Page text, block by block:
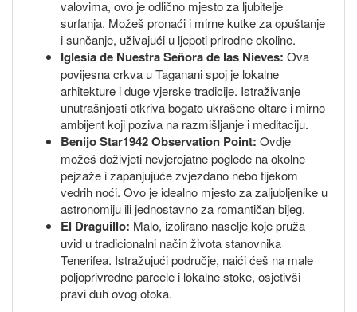
valovima, ovo je odlično mjesto za ljubitelje
surfanja. Možeš pronaći i mirne kutke za opuštanje
i sunčanje, uživajući u ljepoti prirodne okoline.
Iglesia de Nuestra Señora de las Nieves: Ova
povijesna crkva u Taganani spoj je lokalne
arhitekture i duge vjerske tradicije. Istraživanje
unutrašnjosti otkriva bogato ukrašene oltare i mirno
ambijent koji poziva na razmišljanje i meditaciju.
Benijo Star1942 Observation Point: Ovdje
možeš doživjeti nevjerojatne poglede na okolne
pejzaže i zapanjujuće zvjezdano nebo tijekom
vedrih noći. Ovo je idealno mjesto za zaljubljenike u
astronomiju ili jednostavno za romantičan bijeg.
El Draguillo: Malo, izolirano naselje koje pruža
uvid u tradicionalni način života stanovnika
Tenerifea. Istražujući područje, naići ćeš na male
poljoprivredne parcele i lokalne stoke, osjetivši
pravi duh ovog otoka.